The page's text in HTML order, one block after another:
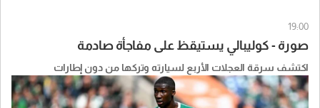
19:00
صورة - كوليبالي يستيقظ على مفاجأة صادمة
اكتشف سرقة العجلات الأربع لسيارته وتركها من دون إطارات